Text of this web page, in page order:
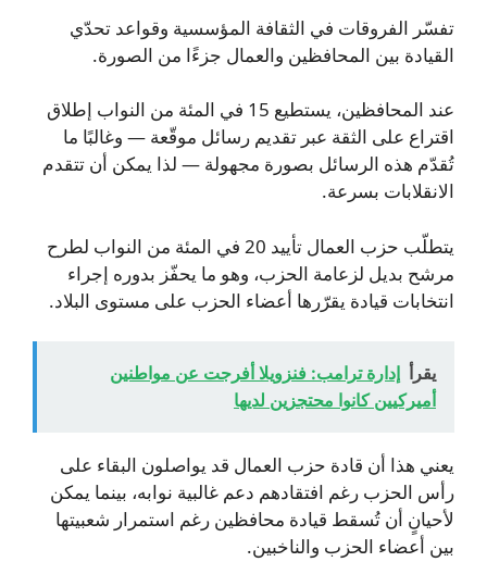
تفسّر الفروقات في الثقافة المؤسسية وقواعد تحدّي
القيادة بين المحافظين والعمال جزءًا من الصورة.
عند المحافظين، يستطيع 15 في المئة من النواب إطلاق
اقتراع على الثقة عبر تقديم رسائل موقّعة — وغالبًا ما
تُقدّم هذه الرسائل بصورة مجهولة — لذا يمكن أن تتقدم
الانقلابات بسرعة.
يتطلّب حزب العمال تأييد 20 في المئة من النواب لطرح
مرشح بديل لزعامة الحزب، وهو ما يحفّز بدوره إجراء
انتخابات قيادة يقرّرها أعضاء الحزب على مستوى البلاد.
يقرأ إدارة ترامب: فنزويلا أفرجت عن مواطنين
أميركيين كانوا محتجزين لديها
يعني هذا أن قادة حزب العمال قد يواصلون البقاء على
رأس الحزب رغم افتقادهم دعم غالبية نوابه، بينما يمكن
لأحيانٍ أن تُسقط قيادة محافظين رغم استمرار شعبيتها
بين أعضاء الحزب والناخبين.